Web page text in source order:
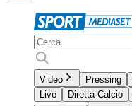
Video Pressing
Live
Diretta Calcio